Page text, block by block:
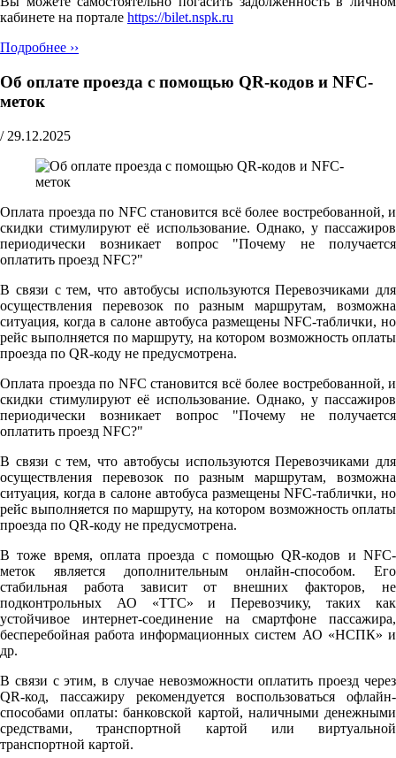
кабинете на портале https://bilet.nspk.ru
Подробнее ››
Об оплате проезда с помощью QR-кодов и NFC-
меток
/ 29.12.2025
Оплата проезда по NFC становится всё более востребованной, и
скидки стимулируют её использование. Однако, у пассажиров
периодически возникает вопрос "Почему не получается
оплатить проезд NFC?"
В связи с тем, что автобусы используются Перевозчиками для
осуществления перевозок по разным маршрутам, возможна
ситуация, когда в салоне автобуса размещены NFC-таблички, но
рейс выполняется по маршруту, на котором возможность оплаты
проезда по QR-коду не предусмотрена.
Оплата проезда по NFC становится всё более востребованной, и
скидки стимулируют её использование. Однако, у пассажиров
периодически возникает вопрос "Почему не получается
оплатить проезд NFC?"
В связи с тем, что автобусы используются Перевозчиками для
осуществления перевозок по разным маршрутам, возможна
ситуация, когда в салоне автобуса размещены NFC-таблички, но
рейс выполняется по маршруту, на котором возможность оплаты
проезда по QR-коду не предусмотрена.
В тоже время, оплата проезда с помощью QR-кодов и NFC-
меток является дополнительным онлайн-способом. Его
стабильная работа зависит от внешних факторов, не
подконтрольных АО «ТТС» и Перевозчику, таких как
устойчивое интернет-соединение на смартфоне пассажира,
бесперебойная работа информационных систем АО «НСПК» и
др.
В связи с этим, в случае невозможности оплатить проезд через
QR-код, пассажиру рекомендуется воспользоваться офлайн-
способами оплаты: банковской картой, наличными денежными
средствами, транспортной картой или виртуальной
транспортной картой.